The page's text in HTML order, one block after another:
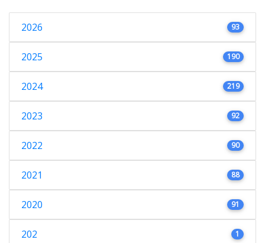
2026 93
2025 190
2024 219
2023 92
2022 90
2021 88
2020 91
202 1